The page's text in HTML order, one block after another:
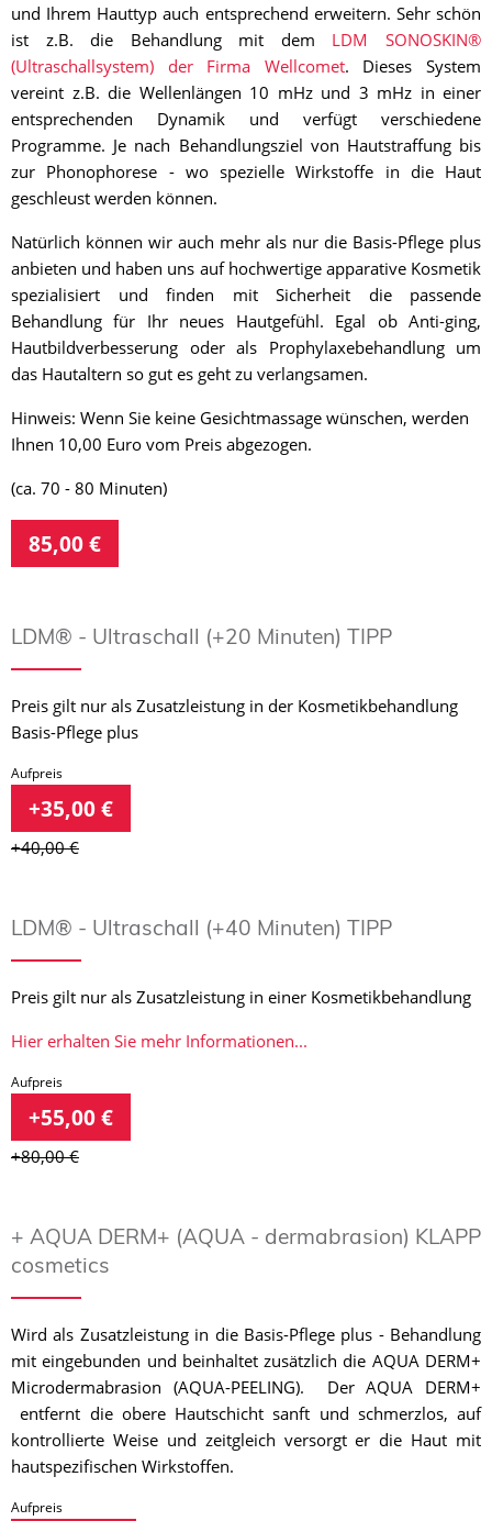
und Ihrem Hauttyp auch entsprechend erweitern. Sehr schön
ist z.B. die Behandlung mit dem LDM SONOSKIN®
(Ultraschallsystem) der Firma Wellcomet. Dieses System
vereint z.B. die Wellenlängen 10 mHz und 3 mHz in einer
entsprechenden Dynamik und verfügt verschiedene
Programme. Je nach Behandlungsziel von Hautstraffung bis
zur Phonophorese - wo spezielle Wirkstoffe in die Haut
geschleust werden können.
Natürlich können wir auch mehr als nur die Basis-Pflege plus
anbieten und haben uns auf hochwertige apparative Kosmetik
spezialisiert und finden mit Sicherheit die passende
Behandlung für Ihr neues Hautgefühl. Egal ob Anti-ging,
Hautbildverbesserung oder als Prophylaxebehandlung um
das Hautaltern so gut es geht zu verlangsamen.
Hinweis: Wenn Sie keine Gesichtmassage wünschen, werden
Ihnen 10,00 Euro vom Preis abgezogen.
(ca. 70 - 80 Minuten)
85,00 €
LDM® - Ultraschall (+20 Minuten) TIPP
Preis gilt nur als Zusatzleistung in der Kosmetikbehandlung
Basis-Pflege plus
Aufpreis
+35,00 €
+40,00 €
LDM® - Ultraschall (+40 Minuten) TIPP
Preis gilt nur als Zusatzleistung in einer Kosmetikbehandlung
Hier erhalten Sie mehr Informationen...
Aufpreis
+55,00 €
+80,00 €
+ AQUA DERM+ (AQUA - dermabrasion) KLAPP
cosmetics
Wird als Zusatzleistung in die Basis-Pflege plus - Behandlung
mit eingebunden und beinhaltet zusätzlich die AQUA DERM+
Microdermabrasion (AQUA-PEELING). Der AQUA DERM+
entfernt die obere Hautschicht sanft und schmerzlos, auf
kontrollierte Weise und zeitgleich versorgt er die Haut mit
hautspezifischen Wirkstoffen.
Aufpreis